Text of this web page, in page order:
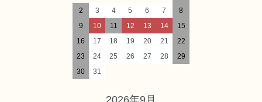
2
3 4 5 6 7
8
9
10 11 12 13 14
15
16
17 18 19 20 21
22
23
24 25 26 27 28
29
30
31
2026年9月